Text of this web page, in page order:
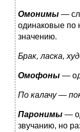
Омонимы —
одинаковые по
значению.
Брак, ласка,
Омофоны —
По калачу —
Паронимы —
звучанию, но